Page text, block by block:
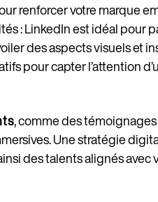
renforcer votre marque
: LinkedIn est idéal pour
des aspects visuels et
pour capter l’attention
, comme des
Une stratégie
des talents alignés avec
Continuer